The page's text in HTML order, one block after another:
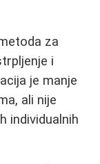
za
i
je manje
ali nije
individualnih